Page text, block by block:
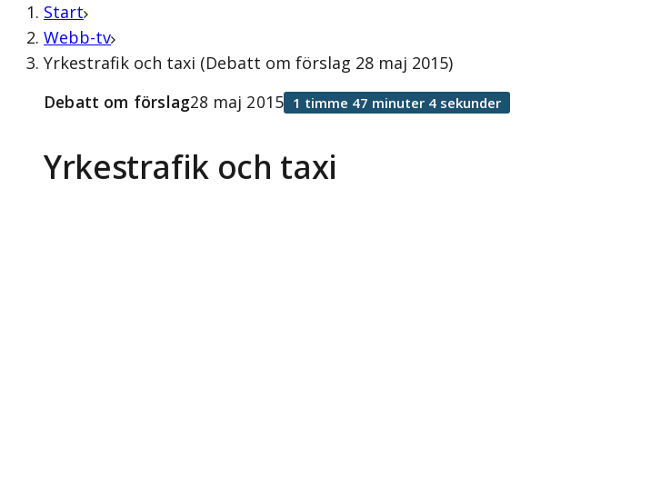
Start
Webb-tv
Yrkestrafik och taxi (Debatt om förslag 28 maj 2015)
Yrkestrafik och taxi
Debatt om förslag28 maj 2015 1 timme 47 minuter 4 sekunder